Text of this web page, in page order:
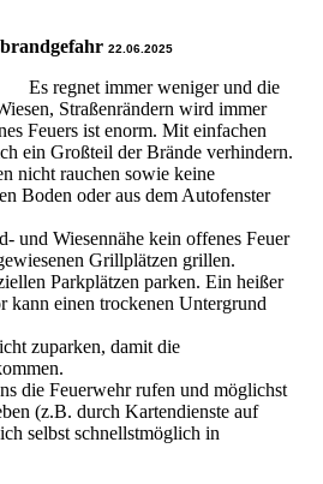
22.06.2025
Es regnet immer weniger und die
Straßenrändern wird immer
Feuers ist enorm. Mit einfachen
ein Großteil der Brände verhindern.
nicht rauchen sowie keine
Boden oder aus dem Autofenster
und Wiesennähe kein offenes Feuer
Grillplätzen grillen.
Parkplätzen parken. Ein heißer
kann einen trockenen Untergrund
zuparken, damit die
die Feuerwehr rufen und möglichst
(z.B. durch Kartendienste auf
selbst schnellstmöglich in